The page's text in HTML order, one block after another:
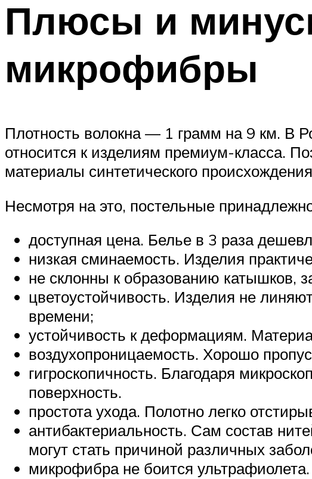
Плюсы и
микрофибры
Плотность волокна — 1 грамм на 9 км. В
относится к изделиям премиум-класса.
материалы синтетического
Несмотря на это, постельные
доступная цена. Белье в 3 раза
низкая сминаемость. Изделия
не склонны к образованию катышков,
цветоустойчивость. Изделия не
времени;
устойчивость к деформациям.
воздухопроницаемость. Хорошо
гигроскопичность. Благодаря
поверхность.
простота ухода. Полотно легко
антибактериальность. Сам состав
могут стать причиной различных
микрофибра не боится ультрафиолета.